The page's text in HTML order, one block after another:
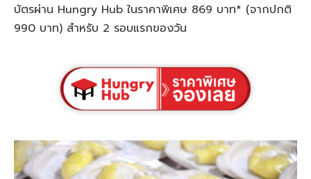
บัตรผ่าน Hungry Hub ในราคาพิเศษ 869 บาท* (จากปกติ
990 บาท) สำหรับ 2 รอบแรกของวัน